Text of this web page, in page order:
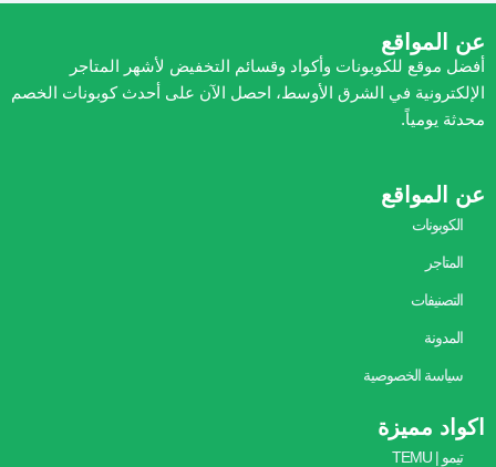
عن المواقع
أفضل موقع للكوبونات وأكواد وقسائم التخفيض لأشهر المتاجر
الإلكترونية في الشرق الأوسط، احصل الآن على أحدث كوبونات الخصم
محدثة يومياً.
عن المواقع
الكوبونات
المتاجر
التصنيفات
المدونة
سياسة الخصوصية
اكواد مميزة
تيمو | TEMU